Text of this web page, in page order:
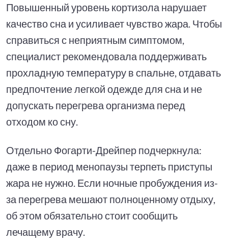
Повышенный уровень кортизола нарушает
качество сна и усиливает чувство жара. Чтобы
справиться с неприятным симптомом,
специалист рекомендовала поддерживать
прохладную температуру в спальне, отдавать
предпочтение легкой одежде для сна и не
допускать перегрева организма перед
отходом ко сну.
Отдельно Фогарти-Дрейпер подчеркнула:
даже в период менопаузы терпеть приступы
жара не нужно. Если ночные пробуждения из-
за перегрева мешают полноценному отдыху,
об этом обязательно стоит сообщить
лечащему врачу.